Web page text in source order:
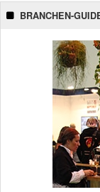
BRANCHEN-